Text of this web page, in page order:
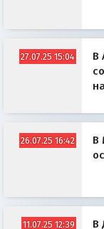
27.07.25 15:04
В
26.07.25 16:42
В
11.07.25 12:39
В